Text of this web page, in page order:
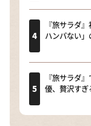
『旅サラダ
ハンパない
『旅サラダ
優、贅沢すぎ